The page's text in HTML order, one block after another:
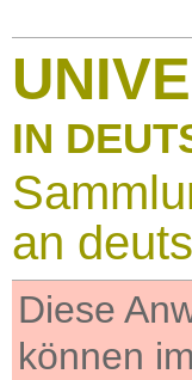
IN
an
Diese
können im